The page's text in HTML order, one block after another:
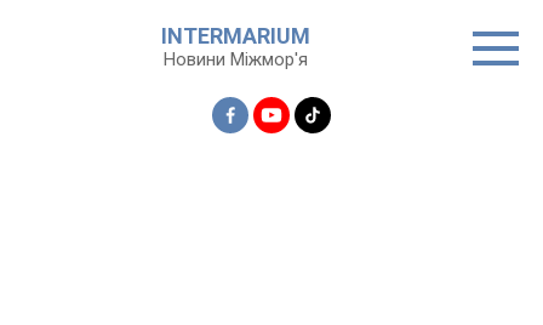
INTERMARIUM
Новини Міжмор'я